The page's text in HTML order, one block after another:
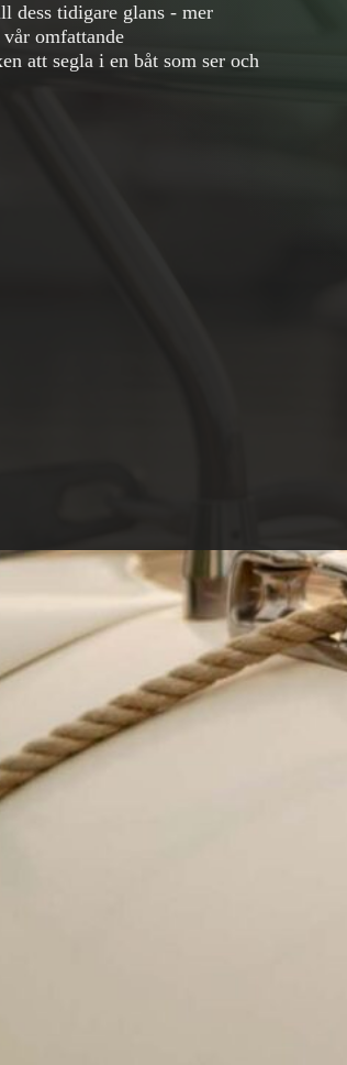
dess tidigare glans - mer
omfattande
att segla i en båt som ser och
i